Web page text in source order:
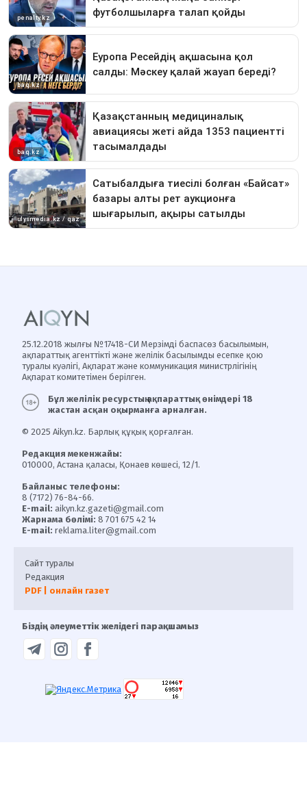
25.12.2018 жылғы №17418-СИ Мерзімді баспасөз басылымын,
ақпараттық агенттікті және желілік басылымды есепке қою
туралы куәлігі, Ақпарат және коммуникация министрлігінің
Ақпарат комитетімен берілген.
Бұл желілік ресурстың ақпараттық өнімдері 18
жастан асқан оқырманға арналған.
© 2025 Aikyn.kz. Барлық құқық қорғалған.
Редакция мекенжайы:
010000, Астана қаласы, Қонаев көшесі, 12/1.
Байланыс телефоны:
8 (7172) 76-84-66.
E-mail: aikyn.kz.gazeti@gmail.com
Жарнама бөлімі: 8 701 675 42 14
E-mail: reklama.liter@gmail.com
Сайт туралы
Редакция
PDF | онлайн газет
Біздің әлеуметтік желідегі парақшамыз